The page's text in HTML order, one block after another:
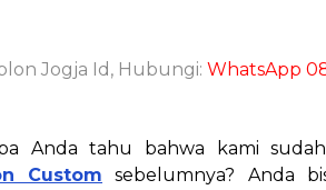
Jogja Id, Hubungi: WhatsApp
Anda tahu bahwa kami
Custom sebelumnya? Anda